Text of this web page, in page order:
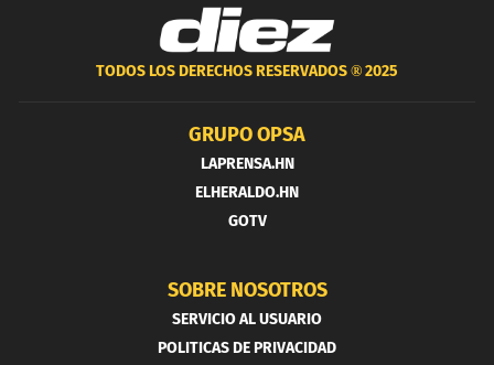
TODOS LOS DERECHOS RESERVADOS ®2025
GRUPO OPSA
LAPRENSA.HN
ELHERALDO.HN
GOTV
SOBRE NOSOTROS
SERVICIO AL USUARIO
POLITICAS DE PRIVACIDAD